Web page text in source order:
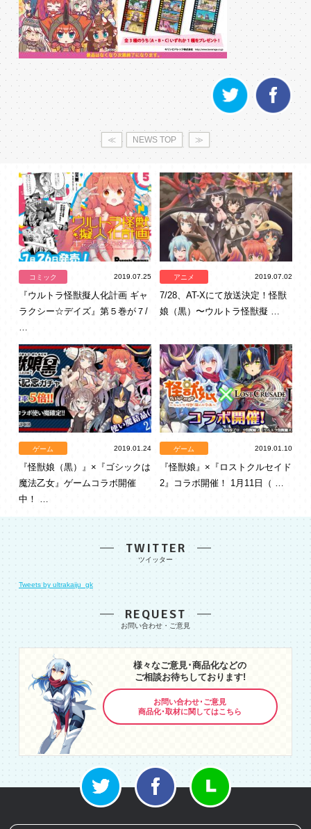
≪ NEWS TOP ≫
コミック 2019.07.25
『ウルトラ怪獣擬人化計画 ギャ
ラクシー☆デイズ』第５巻が７/
…
アニメ 2019.07.02
7/28、AT-Xにて放送決定！怪獣
娘（黒）〜ウルトラ怪獣擬 …
ゲーム 2019.01.24
『怪獣娘（黒）』×『ゴシックは
魔法乙女』ゲームコラボ開催
中！ …
ゲーム 2019.01.10
『怪獣娘』×『ロストクルセイド
2』コラボ開催！ 1月11日（ …
TWITTER
Tweets by ultrakaiju_gk
REQUEST
様々なご意見･商品化などの
ご相談お待ちしております!
お問い合わせ･ご意見
商品化･取材に関してはこちら